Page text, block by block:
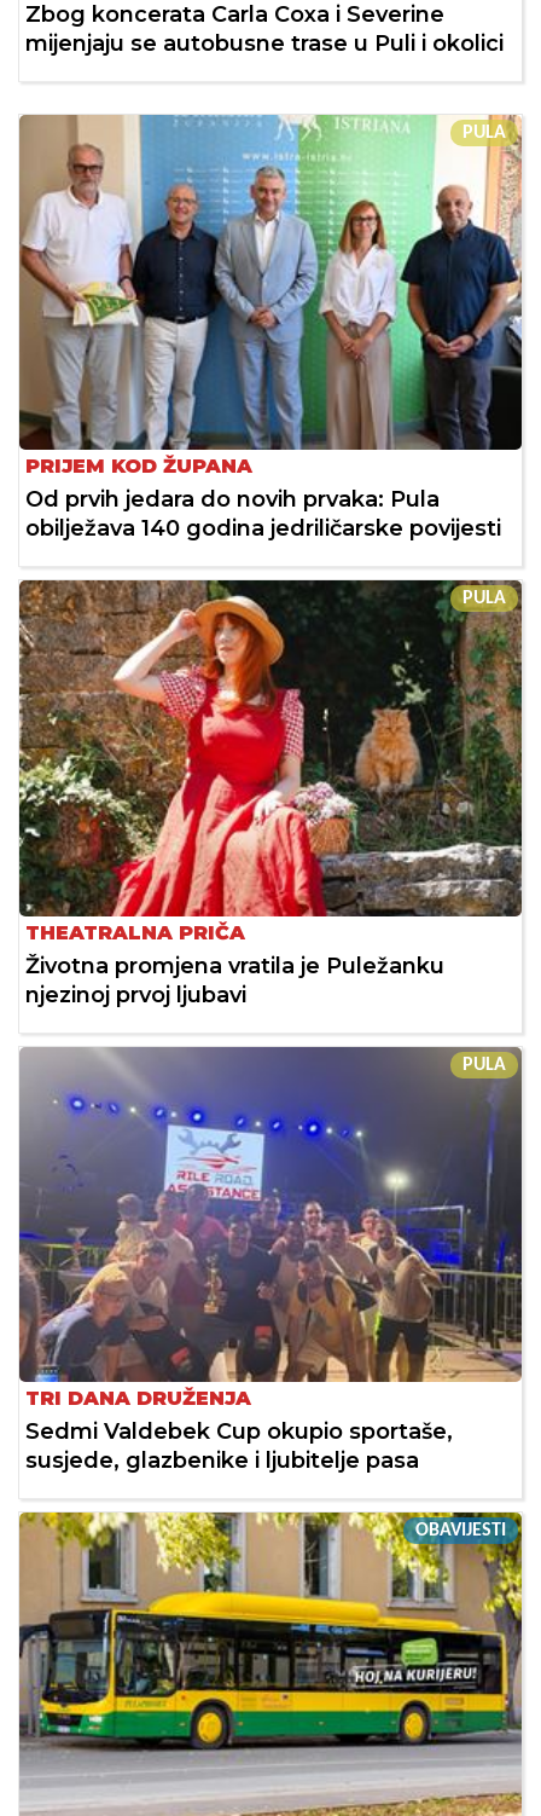
Zbog koncerata Carla Coxa i Severine
mijenjaju se autobusne trase u Puli i okolici
PULA
PRIJEM KOD ŽUPANA
Od prvih jedara do novih prvaka: Pula
obilježava 140 godina jedriličarske povijesti
PULA
THEATRALNA PRIČA
Životna promjena vratila je Puležanku
njezinoj prvoj ljubavi
PULA
TRI DANA DRUŽENJA
Sedmi Valdebek Cup okupio sportaše,
susjede, glazbenike i ljubitelje pasa
OBAVIJESTI